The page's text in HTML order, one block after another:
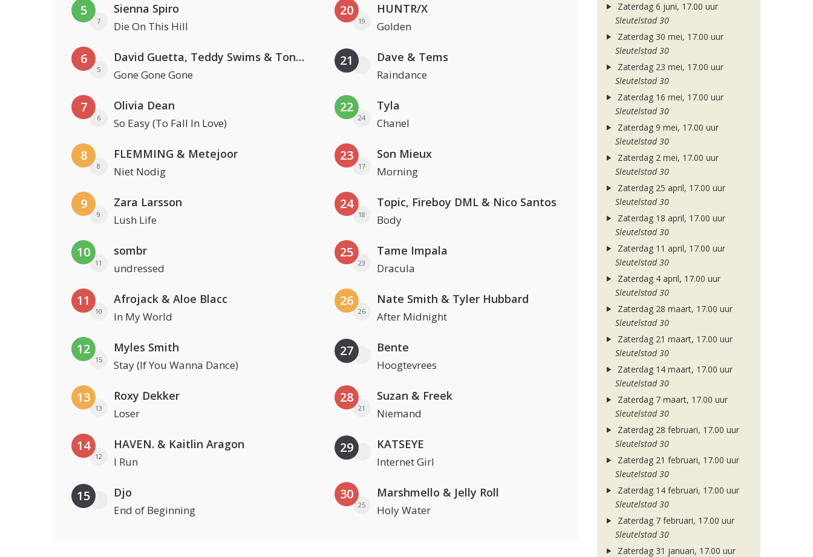
5
7
Sienna Spiro
Die On This Hill
6
5
David Guetta, Teddy Swims & Tones And I
Gone Gone Gone
7
6
Olivia Dean
So Easy (To Fall In Love)
8
8
FLEMMING & Metejoor
Niet Nodig
9
9
Zara Larsson
Lush Life
10
11
sombr
undressed
11
10
Afrojack & Aloe Blacc
In My World
12
15
Myles Smith
Stay (If You Wanna Dance)
13
13
Roxy Dekker
Loser
14
12
HAVEN. & Kaitlin Aragon
I Run
15 Djo
End of Beginning
20
19
HUNTR/X
Golden
21 Dave & Tems
Raindance
22
24
Tyla
Chanel
23
17
Son Mieux
Morning
24
18
Topic, Fireboy DML & Nico Santos
Body
25
23
Tame Impala
Dracula
26
26
Nate Smith & Tyler Hubbard
After Midnight
27 Bente
Hoogtevrees
28
21
Suzan & Freek
Niemand
29 KATSEYE
Internet Girl
30
25
Marshmello & Jelly Roll
Holy Water
Zaterdag 6 juni, 17.00 uur
Sleutelstad 30
Zaterdag 30 mei, 17.00 uur
Sleutelstad 30
Zaterdag 23 mei, 17.00 uur
Sleutelstad 30
Zaterdag 16 mei, 17.00 uur
Sleutelstad 30
Zaterdag 9 mei, 17.00 uur
Sleutelstad 30
Zaterdag 2 mei, 17.00 uur
Sleutelstad 30
Zaterdag 25 april, 17.00 uur
Sleutelstad 30
Zaterdag 18 april, 17.00 uur
Sleutelstad 30
Zaterdag 11 april, 17.00 uur
Sleutelstad 30
Zaterdag 4 april, 17.00 uur
Sleutelstad 30
Zaterdag 28 maart, 17.00 uur
Sleutelstad 30
Zaterdag 21 maart, 17.00 uur
Sleutelstad 30
Zaterdag 14 maart, 17.00 uur
Sleutelstad 30
Zaterdag 7 maart, 17.00 uur
Sleutelstad 30
Zaterdag 28 februari, 17.00 uur
Sleutelstad 30
Zaterdag 21 februari, 17.00 uur
Sleutelstad 30
Zaterdag 14 februari, 17.00 uur
Sleutelstad 30
Zaterdag 7 februari, 17.00 uur
Sleutelstad 30
Zaterdag 31 januari, 17.00 uur